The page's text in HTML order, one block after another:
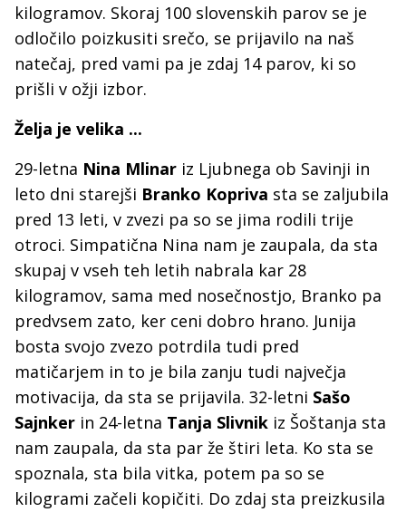
kilogramov. Skoraj 100 slovenskih parov se je
odločilo poizkusiti srečo, se prijavilo na naš
natečaj, pred vami pa je zdaj 14 parov, ki so
prišli v ožji izbor.
Želja je velika ...
29-letna Nina Mlinar iz Ljubnega ob Savinji in
leto dni starejši Branko Kopriva sta se zaljubila
pred 13 leti, v zvezi pa so se jima rodili trije
otroci. Simpatična Nina nam je zaupala, da sta
skupaj v vseh teh letih nabrala kar 28
kilogramov, sama med nosečnostjo, Branko pa
predvsem zato, ker ceni dobro hrano. Junija
bosta svojo zvezo potrdila tudi pred
matičarjem in to je bila zanju tudi največja
motivacija, da sta se prijavila. 32-letni Sašo
Sajnker in 24-letna Tanja Slivnik iz Šoštanja sta
nam zaupala, da sta par že štiri leta. Ko sta se
spoznala, sta bila vitka, potem pa so se
kilogrami začeli kopičiti. Do zdaj sta preizkusila